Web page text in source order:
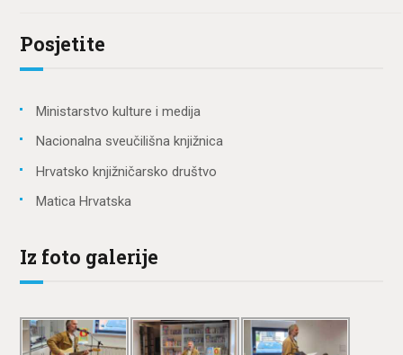
Posjetite
Ministarstvo kulture i medija
Nacionalna sveučilišna knjižnica
Hrvatsko knjižničarsko društvo
Matica Hrvatska
Iz foto galerije